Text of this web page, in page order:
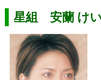
星組 安蘭 け